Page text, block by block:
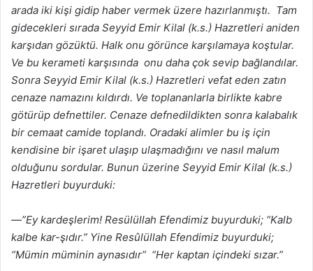
arada iki kişi gidip haber vermek üzere hazırlanmıştı. Tam
gidecekleri sırada Seyyid Emir Kilal (k.s.) Hazretleri aniden
karşıdan gözüktü. Halk onu görünce karşılamaya koştular.
Ve bu kerameti karşısında onu daha çok sevip bağlandılar.
Sonra Seyyid Emir Kilal (k.s.) Hazretleri vefat eden zatın
cenaze namazını kıldırdı. Ve toplananlarla birlikte kabre
götürüp defnettiler. Cenaze defnedildikten sonra kalabalık
bir cemaat camide toplandı. Oradaki alimler bu iş için
kendisine bir işaret ulaşıp ulaşmadığını ve nasıl malum
olduğunu sordular. Bunun üzerine Seyyid Emir Kilal (k.s.)
Hazretleri buyurduki:
—”Ey kardeşlerim! Resülüllah Efendimiz buyurduki; “Kalb
kalbe kar-şıdır.” Yine Resûlüllah Efendimiz buyurduki;
“Mümin müminin aynasıdır” “Her kaptan içindeki sızar.”